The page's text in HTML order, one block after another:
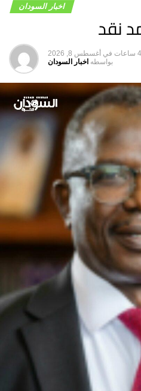
اخبار السودان
نقد
في أغسطس 8, 2026
بواسطه اخبار السودان